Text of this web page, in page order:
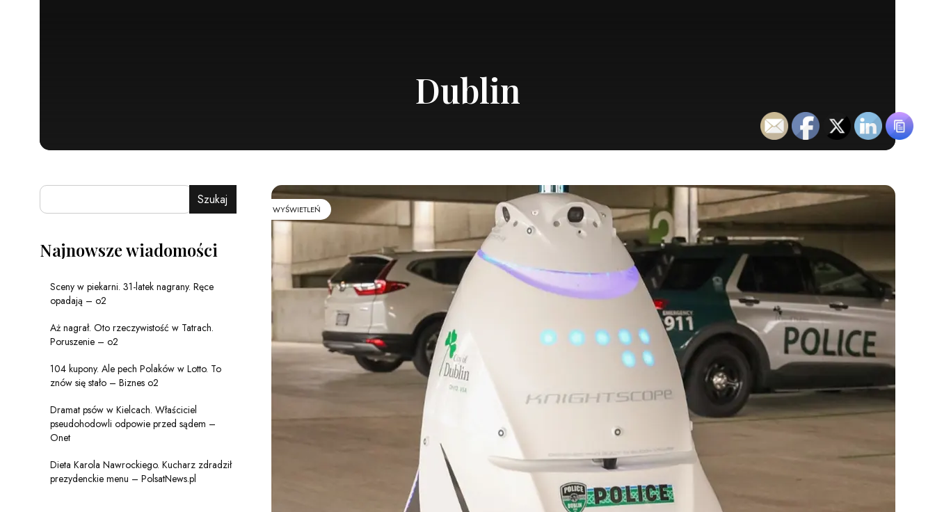
Dublin
WYŚWIETLEŃ
Szukaj
Najnowsze wiadomości
Sceny w piekarni. 31-latek nagrany. Ręce
opadają – o2
Aż nagrał. Oto rzeczywistość w Tatrach.
Poruszenie – o2
104 kupony. Ale pech Polaków w Lotto. To
znów się stało – Biznes o2
Dramat psów w Kielcach. Właściciel
pseudohodowli odpowie przed sądem –
Onet
Dieta Karola Nawrockiego. Kucharz zdradził
prezydenckie menu – PolsatNews.pl